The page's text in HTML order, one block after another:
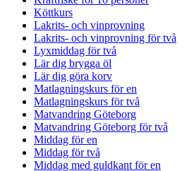
Köttkurs
Lakrits- och vinprovning
Lakrits- och vinprovning för två
Lyxmiddag för två
Lär dig brygga öl
Lär dig göra korv
Matlagningskurs för en
Matlagningskurs för två
Matvandring Göteborg
Matvandring Göteborg för två
Middag för en
Middag för två
Middag med guldkant för en